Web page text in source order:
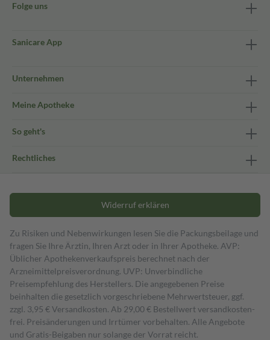
Folge uns
Sanicare App
Unternehmen
Meine Apotheke
So geht's
Rechtliches
Widerruf erklären
Zu Risiken und Nebenwirkungen lesen Sie die Packungsbeilage und
fragen Sie Ihre Ärztin, Ihren Arzt oder in Ihrer Apotheke. AVP:
Üblicher Apothekenverkaufspreis berechnet nach der
Arzneimittelpreisverordnung. UVP: Unverbindliche
Preisempfehlung des Herstellers. Die angegebenen Preise
beinhalten die gesetzlich vorgeschriebene Mehrwertsteuer, ggf.
zzgl. 3,95 € Versandkosten. Ab 29,00 € Bestell­wert versand­kosten­
frei. Preisänderungen und Irrtümer vorbehalten. Alle Angebote
und Gratis-Beigaben nur solange der Vorrat reicht.